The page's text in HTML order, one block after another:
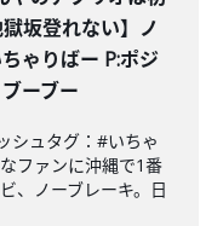
坂登れない】ノ
ゃりばー P:ポジ
ーブー
シュタグ：#いちゃ
ファンに沖縄で1番
、ノーブレーキ。日